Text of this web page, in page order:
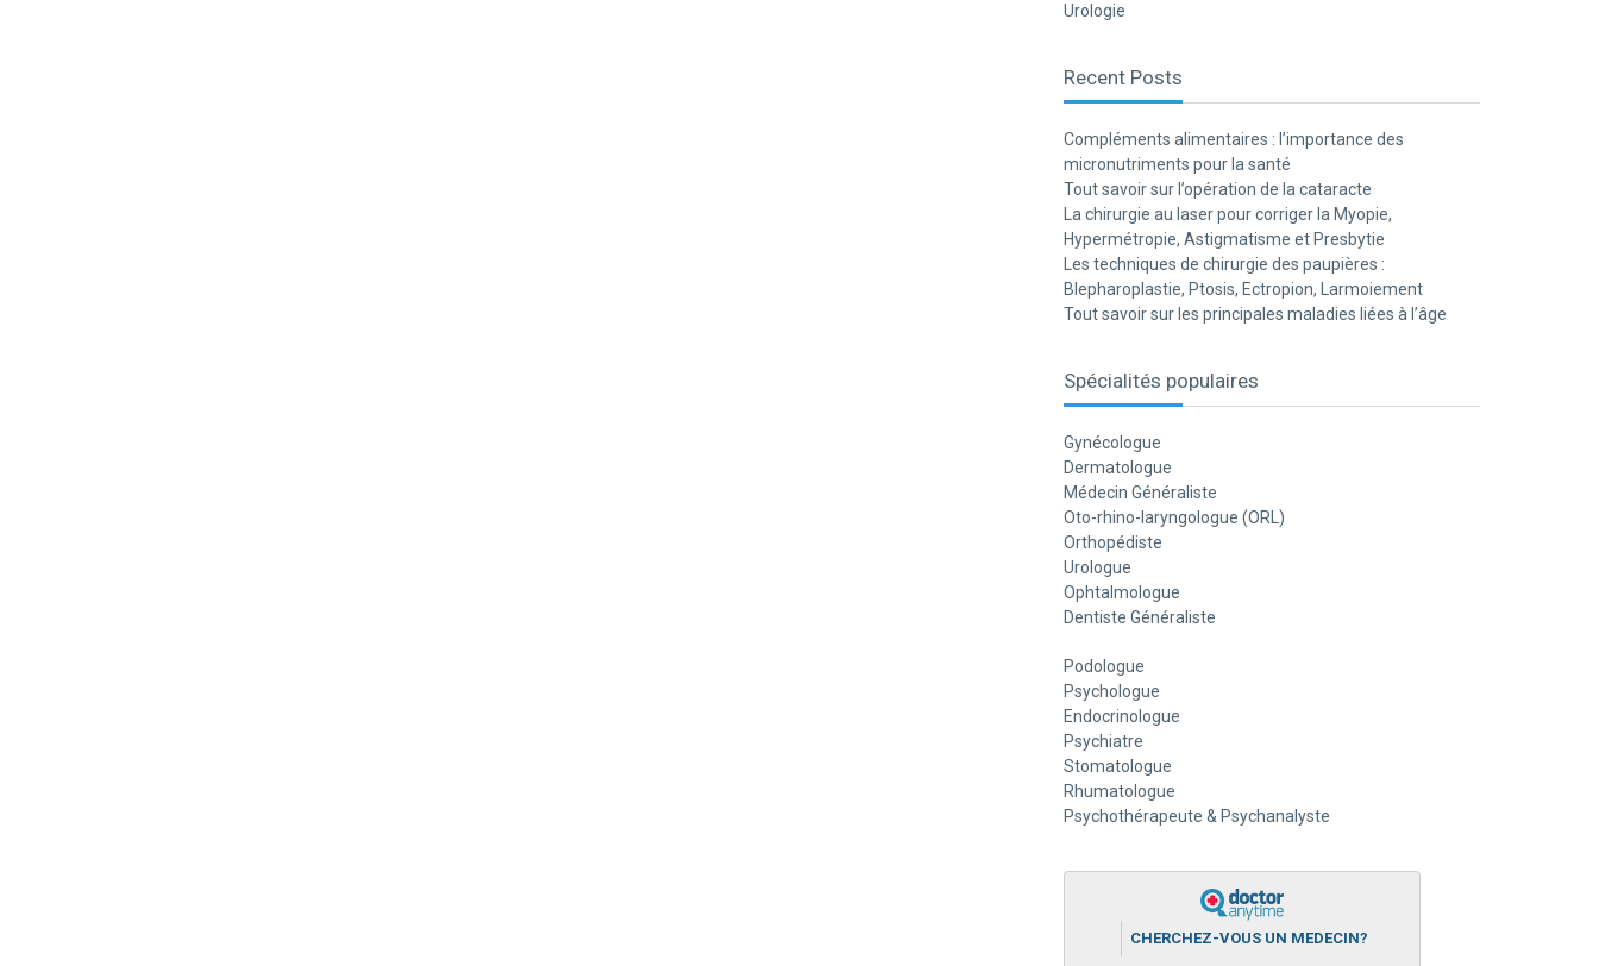
Urologie
Recent Posts
Compléments alimentaires : l’importance des
micronutriments pour la santé
Tout savoir sur l’opération de la cataracte
La chirurgie au laser pour corriger la Myopie,
Hypermétropie, Astigmatisme et Presbytie
Les techniques de chirurgie des paupières :
Blepharoplastie, Ptosis, Ectropion, Larmoiement
Tout savoir sur les principales maladies liées à l’âge
Spécialités populaires
Gynécologue
Dermatologue
Médecin Généraliste
Oto-rhino-laryngologue (ORL)
Orthopédiste
Urologue
Ophtalmologue
Dentiste Généraliste
Podologue
Psychologue
Endocrinologue
Psychiatre
Stomatologue
Rhumatologue
Psychothérapeute & Psychanalyste
CHERCHEZ-VOUS UN MEDECIN?